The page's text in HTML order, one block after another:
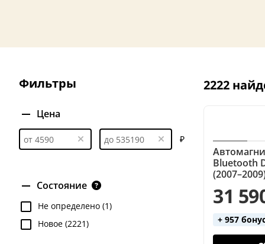
Фильтры
Цена
₽
Состояние
Не определено (1)
Новое (2221)
2222
Bluetooth
31
+ 957